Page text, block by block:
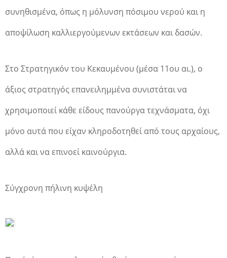
συνηθισμένα, όπως η μόλυνση πόσιμου νερού και η
αποψίλωση καλλιεργούμενων εκτάσεων και δασών.
Στο Στρατηγικόν του Κεκαυμένου (μέσα 11ου αι.), ο
άξιος στρατηγός επανειλημμένα συνιστάται να
χρησιμοποιεί κάθε είδους πανούργα τεχνάσματα, όχι
μόνο αυτά που είχαν κληροδοτηθεί από τους αρχαίους,
αλλά και να επινοεί καινούργια.
Σύγχρονη πήλινη κυψέλη